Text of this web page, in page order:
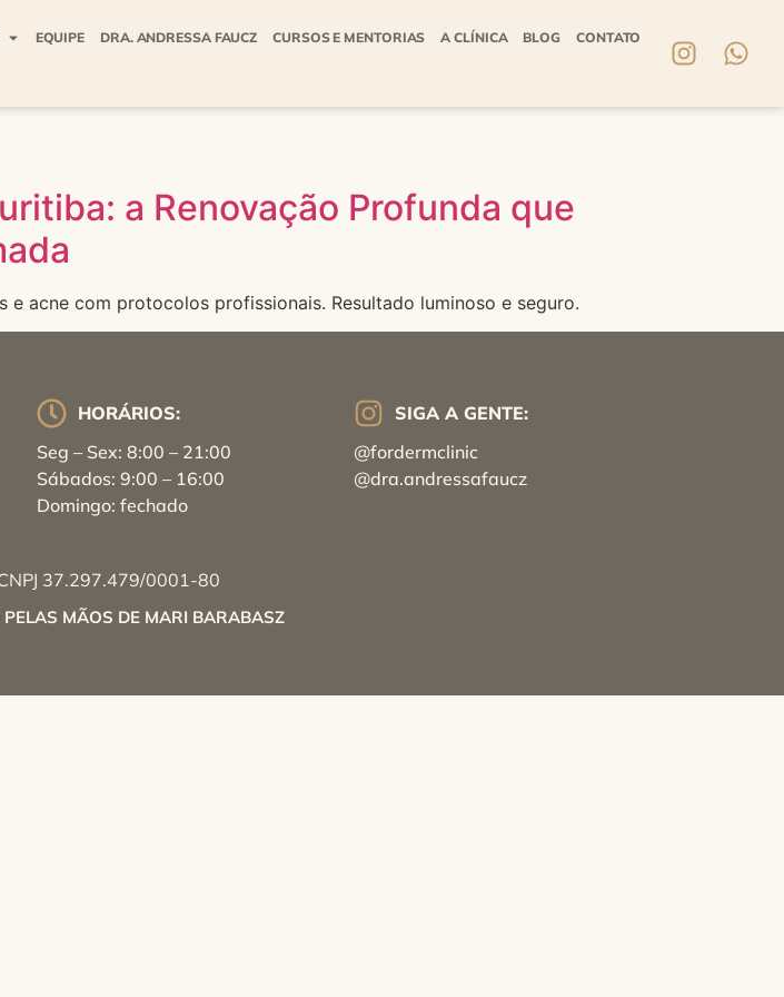
EQUIPE DRA. ANDRESSA FAUCZ CURSOS E MENTORIAS A CLÍNICA BLOG
CONTATO
a Renovação Profunda que
acne com protocolos profissionais. Resultado luminoso e seguro.
HORÁRIOS:
Seg – Sex: 8:00 – 21:00
Sábados: 9:00 – 16:00
Domingo: fechado
SIGA A GENTE:
@fordermclinic
@dra.andressafaucz
37.297.479/0001-80
MÃOS DE MARI BARABASZ